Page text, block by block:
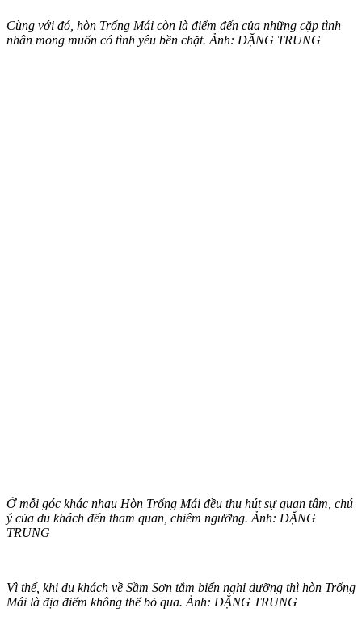
Cùng với đó, hòn Trống Mái còn là điểm đến của những cặp tình
nhân mong muốn có tình yêu bền chặt. Ảnh: ĐẶNG TRUNG
Ở mỗi góc khác nhau Hòn Trống Mái đều thu hút sự quan tâm, chú
ý của du khách đến tham quan, chiêm ngưỡng. Ảnh: ĐẶNG
TRUNG
Vì thế, khi du khách về Sầm Sơn tắm biển nghỉ dưỡng thì hòn Trống
Mái là địa điểm không thể bỏ qua. Ảnh: ĐẶNG TRUNG